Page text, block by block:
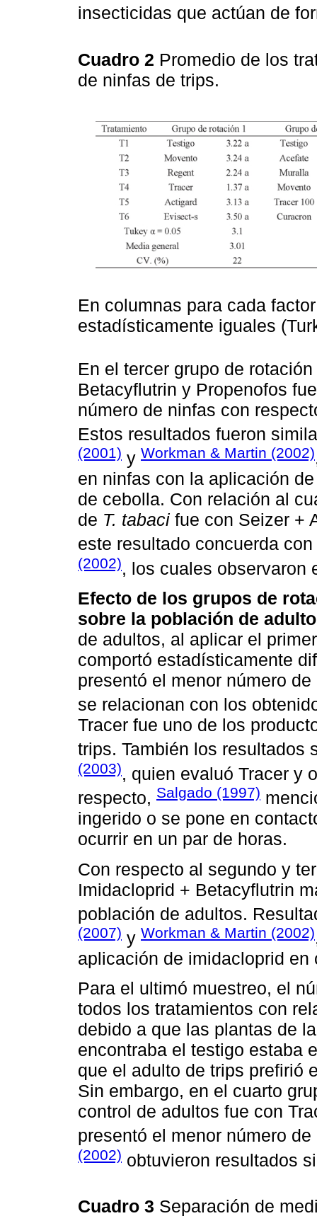
insecticidas que actúan de
Cuadro 2 Promedio de los
de ninfas de trips.
En columnas para cada
estadísticamente iguales
En el tercer grupo de
Betacyflutrin y Propenofos
número de ninfas con
Estos resultados fueron
(2001) y Workman & Martin (2002)
en ninfas con la aplicación
de cebolla. Con relación al
de T. tabaci fue con Seizer +
este resultado concuerda
(2002), los cuales observaron
Efecto de los grupos de
sobre la población de
de adultos, al aplicar el
comportó estadísticamente
presentó el menor número
se relacionan con los
Tracer fue uno de los
trips. También los
(2003), quien evaluó Tracer y
respecto, Salgado (1997)
ingerido o se pone en
ocurrir en un par de horas.
Con respecto al segundo y
Imidacloprid + Betacyflutrin
población de adultos.
(2007) y Workman & Martin (2002)
aplicación de imidacloprid en
Para el ultimó muestreo, el
todos los tratamientos con
debido a que las plantas de
encontraba el testigo estaba
que el adulto de trips prefirió
Sin embargo, en el cuarto
control de adultos fue con
presentó el menor número de
(2002) obtuvieron resultados
Cuadro 3 Separación de